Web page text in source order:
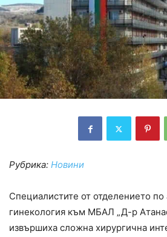
Рубрика: Новини
Специалистите от отделението по
гинекология към МБАЛ „Д-р
извършиха сложна хирургична